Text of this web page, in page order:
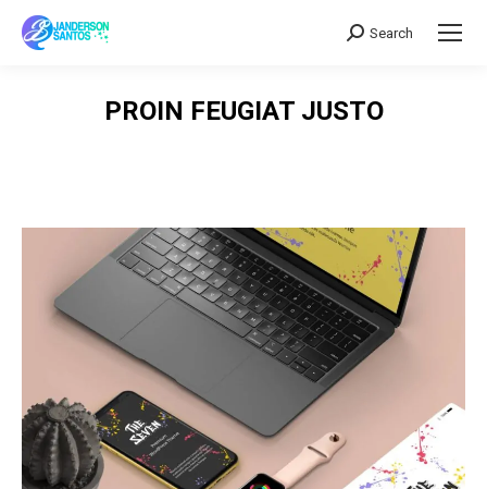
Search:
Search
PROIN FEUGIAT JUSTO